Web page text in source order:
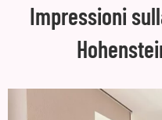
Impressioni